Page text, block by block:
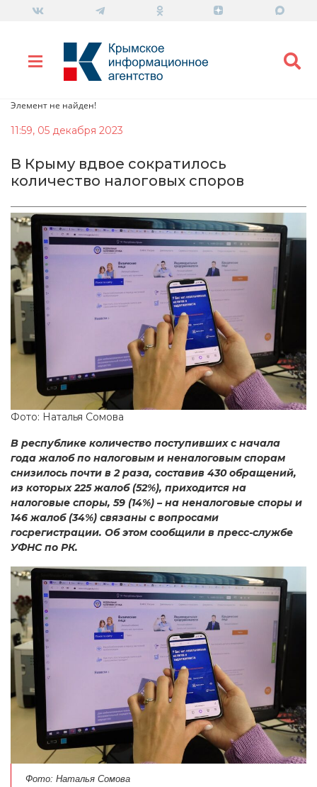
Элемент не найден!
11:59, 05 декабря 2023
В Крыму вдвое сократилось
количество налоговых споров
Фото: Наталья Сомова
В республике количество поступивших с начала
года жалоб по налоговым и неналоговым спорам
снизилось почти в 2 раза, составив 430 обращений,
из которых 225 жалоб (52%), приходится на
налоговые споры, 59 (14%) – на неналоговые споры и
146 жалоб (34%) связаны с вопросами
госрегистрации. Об этом сообщили в пресс-службе
УФНС по РК.
Фото: Наталья Сомова